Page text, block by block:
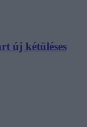
új kétüléses